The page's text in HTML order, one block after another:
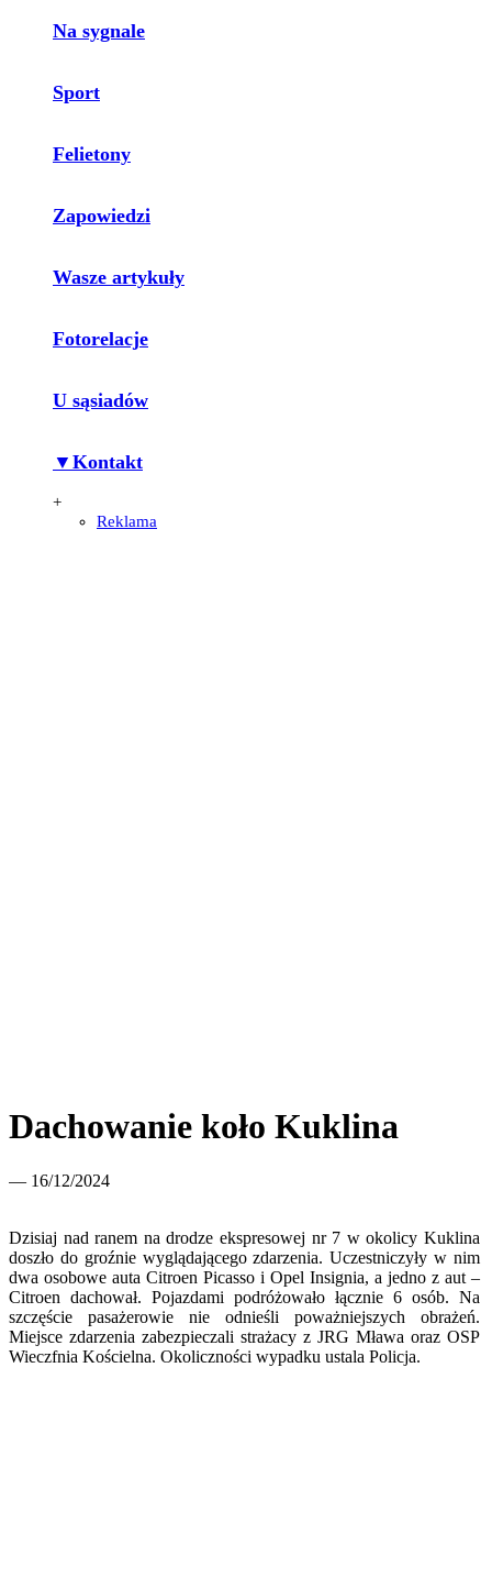
Na sygnale
Sport
Felietony
Zapowiedzi
Wasze artykuły
Fotorelacje
U sąsiadów
▼Kontakt
+
Reklama
Dachowanie koło Kuklina
— 16/12/2024
Dzisiaj nad ranem na drodze ekspresowej nr 7 w okolicy Kuklina
doszło do groźnie wyglądającego zdarzenia. Uczestniczyły w nim
dwa osobowe auta Citroen Picasso i Opel Insignia, a jedno z aut –
Citroen dachował. Pojazdami podróżowało łącznie 6 osób. Na
szczęście pasażerowie nie odnieśli poważniejszych obrażeń.
Miejsce zdarzenia zabezpieczali strażacy z JRG Mława oraz OSP
Wieczfnia Kościelna. Okoliczności wypadku ustala Policja.